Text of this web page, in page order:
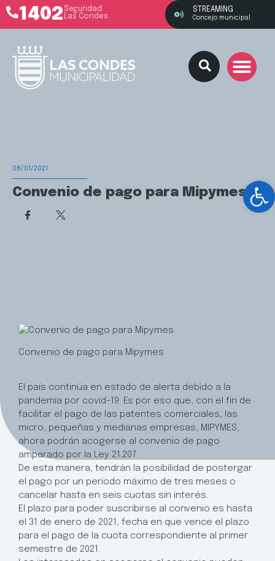
1402 Seguridad
Las Condes
STREAMING
Concejo municipal
06/01/2021
Convenio de pago para Mipymes
Convenio de pago para Mipymes
El país continúa en estado de alerta debido a la
pandemia por covid-19. Es por eso que, con el fin de
facilitar el pago de las patentes comerciales, las
micro, pequeñas y medianas empresas, MIPYMES,
ahora podrán acogerse al convenio de pago
amparado por la Ley 21.207.
De esta manera, tendrán la posibilidad de postergar
el pago por un período máximo de tres meses o
cancelar hasta en seis cuotas sin interés.
El plazo para poder suscribirse al convenio es hasta
el 31 de enero de 2021, fecha en que vence el plazo
para el pago de la cuota correspondiente al primer
semestre de 2021.